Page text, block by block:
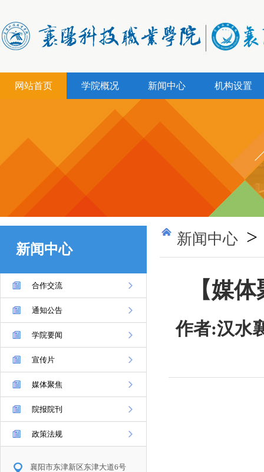
网站首页 学院概况 新闻中心 机构设置
新闻中心
合作交流
通知公告
学院要闻
宣传片
媒体聚焦
院报院刊
政策法规
襄阳市东津新区东津大道6号
新闻中心 >
【媒
作者:汉